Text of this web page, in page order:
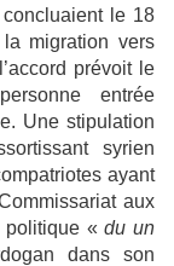
le 18
migration vers
prévoit le
entrée
Une stipulation
syrien
ayant
aux
politique «du un
dans son